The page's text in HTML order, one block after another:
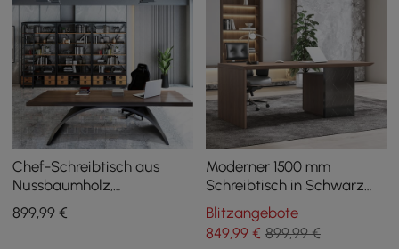
Chef-Schreibtisch aus
Nussbaumholz,
rechteckiger, gerader
Schreibtisch im
899,99 €
Moderner 1500 mm
Schreibtisch in Schwarz
und Nussbaum mit
beweglichem
Aktenschrank
Blitzangebote
849,99 € 899,99 €